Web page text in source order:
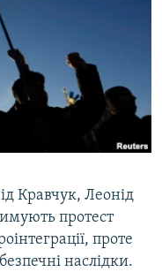
Кравчук, Леонід
протест
проте
наслідки.